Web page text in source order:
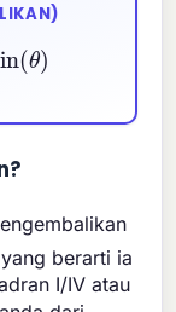
)
berarti ia
I/IV atau